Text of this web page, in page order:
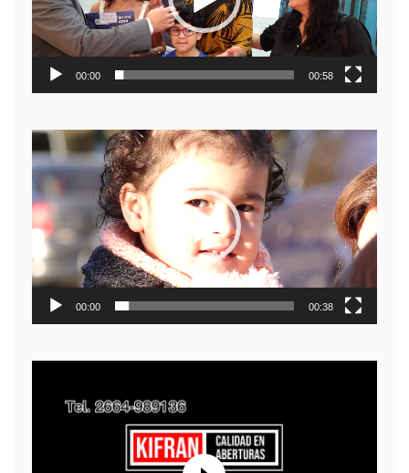
00:00 00:58
Reproductor
de
video
00:00 00:38